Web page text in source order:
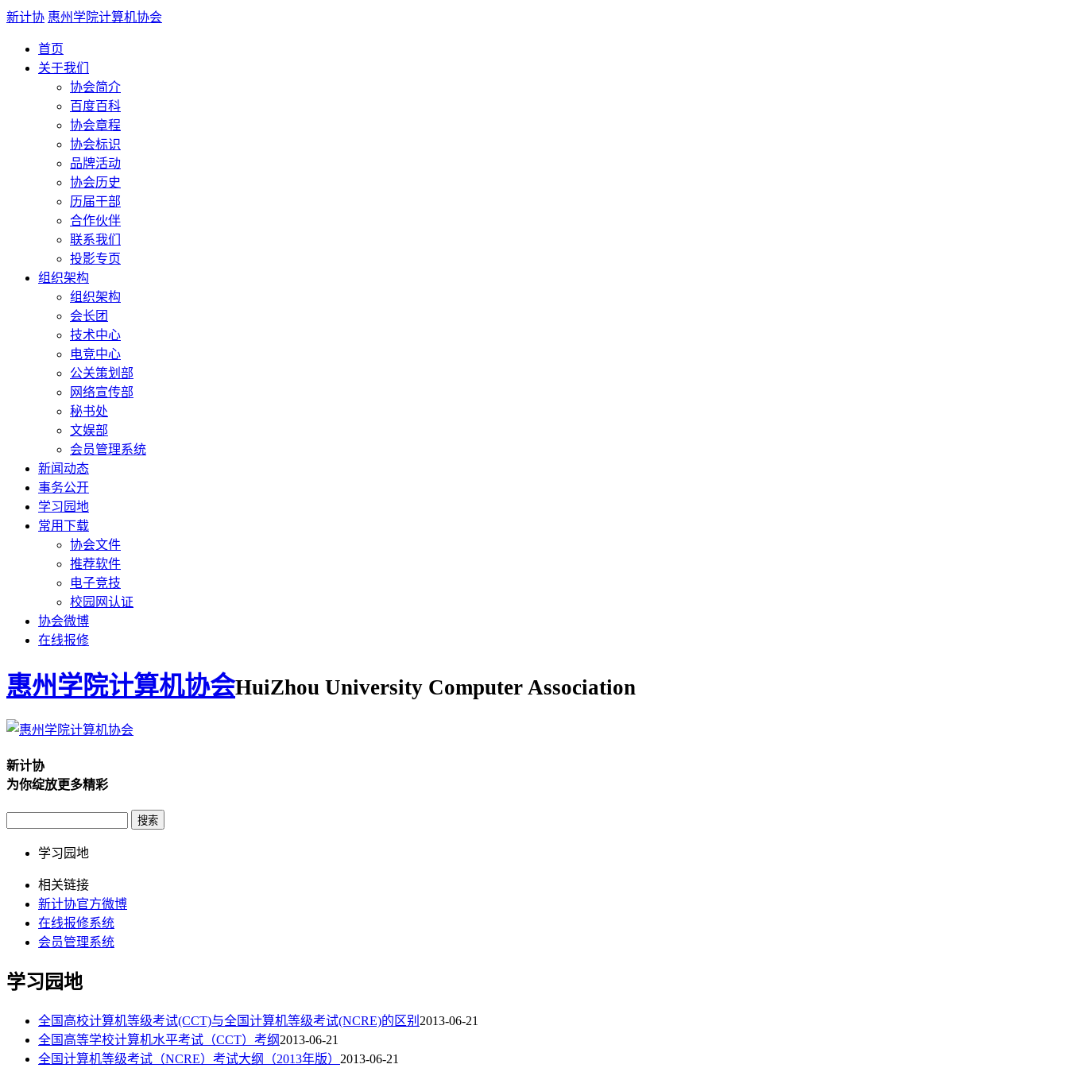
新计协 惠州学院计算机协会
首页
关于我们
协会简介
百度百科
协会章程
协会标识
品牌活动
协会历史
历届干部
合作伙伴
联系我们
投影专页
组织架构
组织架构
会长团
技术中心
电竞中心
公关策划部
网络宣传部
秘书处
文娱部
会员管理系统
新闻动态
事务公开
学习园地
常用下载
协会文件
推荐软件
电子竞技
校园网认证
协会微博
在线报修
惠州学院计算机协会HuiZhou University Computer Association
新计协
为你绽放更多精彩
学习园地
相关链接
新计协官方微博
在线报修系统
会员管理系统
学习园地
全国高校计算机等级考试(CCT)与全国计算机等级考试(NCRE)的区别 2013-06-21
全国高等学校计算机水平考试（CCT）考纲 2013-06-21
全国计算机等级考试（NCRE）考试大纲（2013年版） 2013-06-21